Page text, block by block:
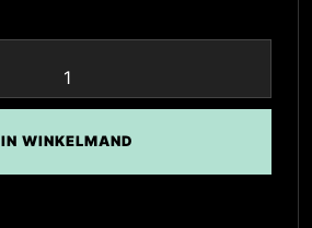
IN WINKELMAND